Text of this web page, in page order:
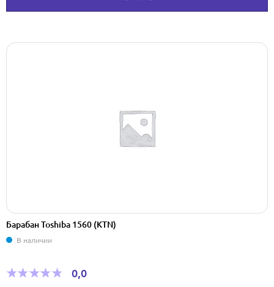
Барабан Toshiba 1560 (KTN)
В наличии
0,0